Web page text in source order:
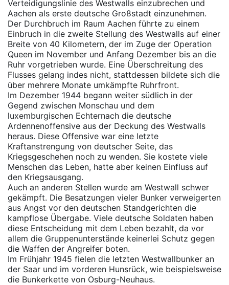
Verteidigungslinie des Westwalls einzubrechen und
Aachen als erste deutsche Großstadt einzunehmen.
Der Durchbruch im Raum Aachen führte zu einem
Einbruch in die zweite Stellung des Westwalls auf einer
Breite von 40 Kilometern, der im Zuge der Operation
Queen im November und Anfang Dezember bis an die
Ruhr vorgetrieben wurde. Eine Überschreitung des
Flusses gelang indes nicht, stattdessen bildete sich die
über mehrere Monate umkämpfte Ruhrfront.
Im Dezember 1944 begann weiter südlich in der
Gegend zwischen Monschau und dem
luxemburgischen Echternach die deutsche
Ardennenoffensive aus der Deckung des Westwalls
heraus. Diese Offensive war eine letzte
Kraftanstrengung von deutscher Seite, das
Kriegsgeschehen noch zu wenden. Sie kostete viele
Menschen das Leben, hatte aber keinen Einfluss auf
den Kriegsausgang.
Auch an anderen Stellen wurde am Westwall schwer
gekämpft. Die Besatzungen vieler Bunker verweigerten
aus Angst vor den deutschen Standgerichten die
kampflose Übergabe. Viele deutsche Soldaten haben
diese Entscheidung mit dem Leben bezahlt, da vor
allem die Gruppenunterstände keinerlei Schutz gegen
die Waffen der Angreifer boten.
Im Frühjahr 1945 fielen die letzten Westwallbunker an
der Saar und im vorderen Hunsrück, wie beispielsweise
die Bunkerkette von Osburg-Neuhaus.